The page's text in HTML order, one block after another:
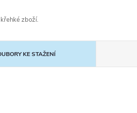
zboží.
KE STAŽENÍ